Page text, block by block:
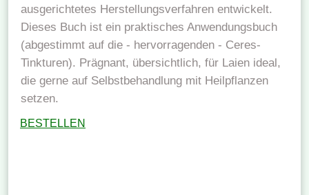
ausgerichtetes Herstellungsverfahren entwickelt.
Dieses Buch ist ein praktisches Anwendungsbuch
(abgestimmt auf die - hervorragenden - Ceres-
Tinkturen). Prägnant, übersichtlich, für Laien ideal,
die gerne auf Selbstbehandlung mit Heilpflanzen
setzen.
BESTELLEN